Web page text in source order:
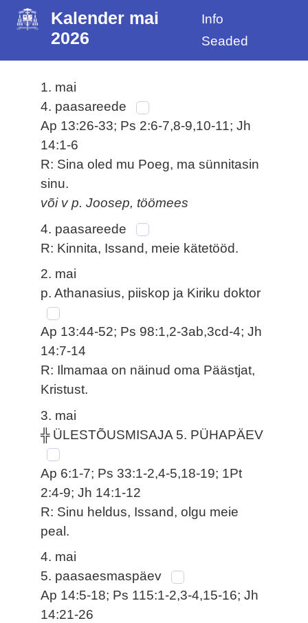
Kalender mai
2026
Info
Seaded
1. mai
4. paasareede
Ap 13:26-33; Ps 2:6-7,8-9,10-11; Jh
14:1-6
R: Sina oled mu Poeg, ma sünnitasin
sinu.
või v p. Joosep, töömees
4. paasareede
R: Kinnita, Issand, meie kätetööd.
2. mai
p. Athanasius, piiskop ja Kiriku doktor
Ap 13:44-52; Ps 98:1,2-3ab,3cd-4; Jh
14:7-14
R: Ilmamaa on näinud oma Päästjat,
Kristust.
3. mai
╬ ÜLESTÕUSMISAJA 5. PÜHAPÄEV
Ap 6:1-7; Ps 33:1-2,4-5,18-19; 1Pt
2:4-9; Jh 14:1-12
R: Sinu heldus, Issand, olgu meie
peal.
4. mai
5. paasaesmaspäev
Ap 14:5-18; Ps 115:1-2,3-4,15-16; Jh
14:21-26